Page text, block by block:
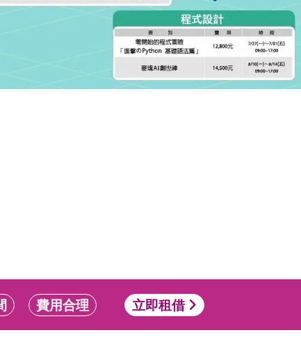
費用合理 立即租借